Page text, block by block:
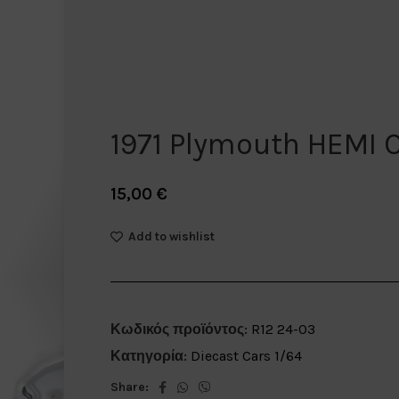
1971 Plymouth HEMI
15,00 €
Add to wishlist
Κωδικός προϊόντος: R12 24-03
Κατηγορία: Diecast Cars 1/64
Share: